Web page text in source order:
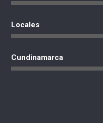
Locales
Cundinamarca